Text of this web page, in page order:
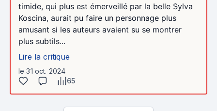
timide, qui plus est émerveillé par la belle Sylva
Koscina, aurait pu faire un personnage plus
amusant si les auteurs avaient su se montrer
plus subtils...
Lire la critique
le 31 oct. 2024
65